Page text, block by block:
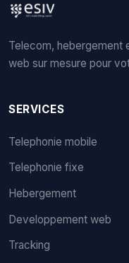
Telecom, hebergement
web sur mesure pour
SERVICES
Telephonie mobile
Telephonie fixe
Hebergement
Developpement web
Tracking